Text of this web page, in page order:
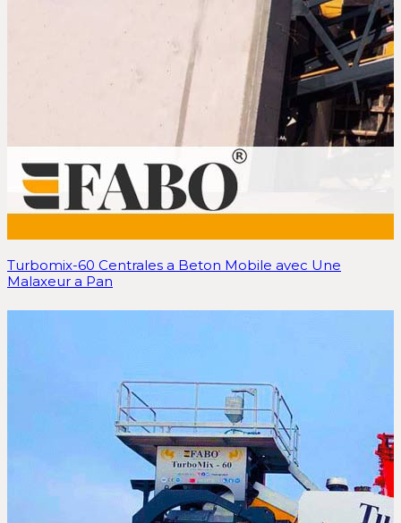
Turbomix-60 Centrales a Beton Mobile avec Une
Malaxeur a Pan